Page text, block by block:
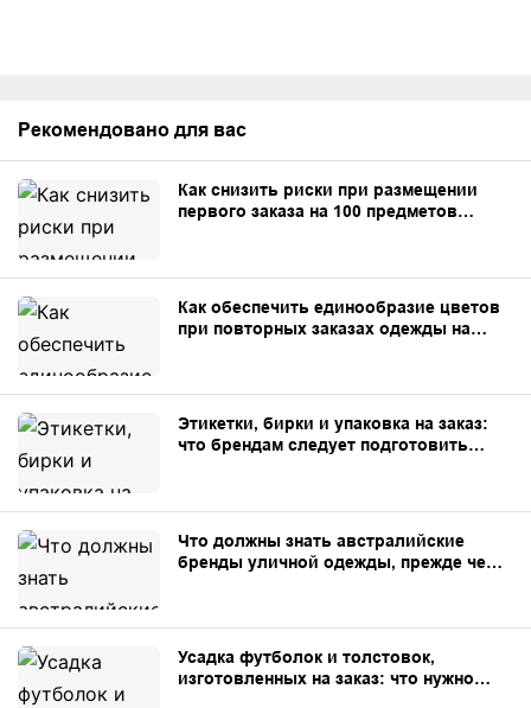
Рекомендовано для вас
Как снизить риски при размещении
первого заказа на 100 предметов
Как обеспечить единообразие цветов
при повторных заказах одежды на
Этикетки, бирки и упаковка на заказ:
что брендам следует подготовить
Что должны знать австралийские
бренды уличной одежды, прежде чем
Усадка футболок и толстовок,
изготовленных на заказ: что нужно